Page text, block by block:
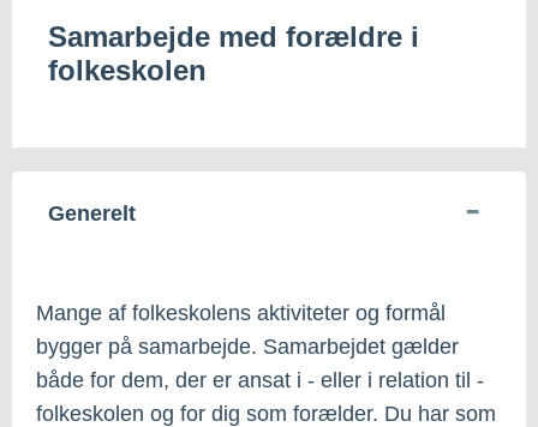
Samarbejde med forældre i
folkeskolen
Generelt
Mange af folkeskolens aktiviteter og formål
bygger på samarbejde. Samarbejdet gælder
både for dem, der er ansat i - eller i relation til -
folkeskolen og for dig som forælder. Du har som